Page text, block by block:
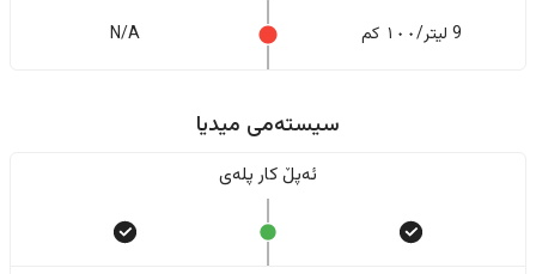
9 لیتر/١٠٠ کم N/A
سیستەمی میدیا
ئەپڵ کار پلەی